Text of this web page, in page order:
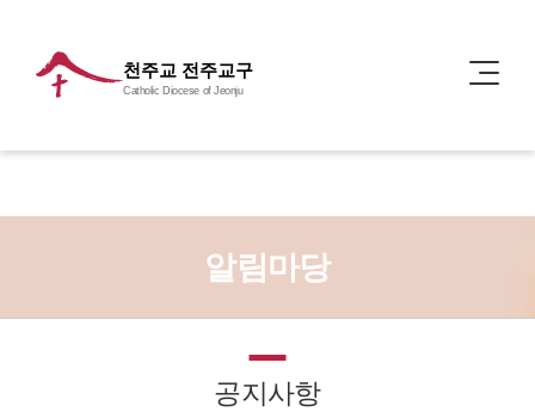
천주교 전주교구
Catholic Diocese of Jeonju
알림마당
공지사항